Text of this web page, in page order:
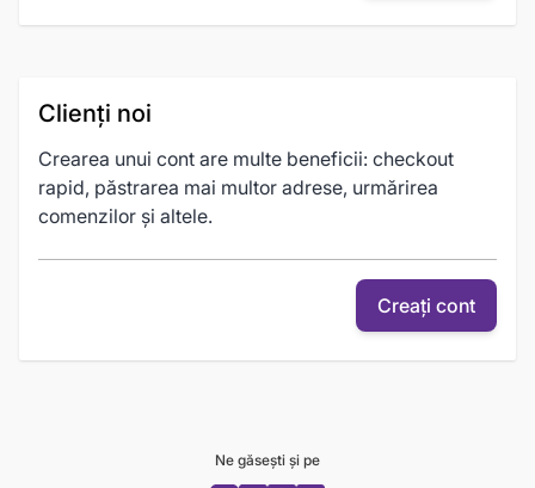
Clienți noi
Crearea unui cont are multe beneficii: checkout
rapid, păstrarea mai multor adrese, urmărirea
comenzilor și altele.
Creați cont
Ne găsești și pe